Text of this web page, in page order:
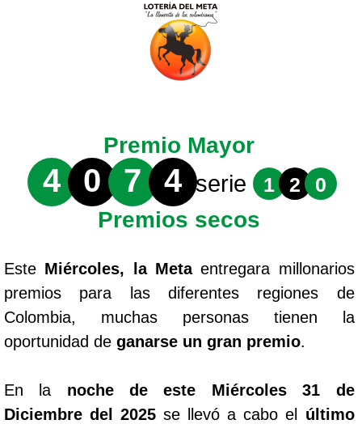
Premio Mayor
4 0 7 4 serie 1 2 0
Premios secos
Este Miércoles, la Metaentregara millonarios
premios para las diferentes regiones de
Colombia, muchas personas tienen la
oportunidad de ganarse un gran premio.
En la noche de este Miércoles 31 de
Diciembre del 2025 se llevó a cabo el último